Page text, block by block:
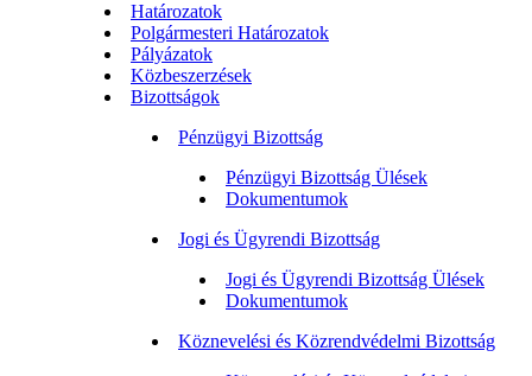
Határozatok
Polgármesteri Határozatok
Pályázatok
Közbeszerzések
Bizottságok
Pénzügyi Bizottság
Pénzügyi Bizottság Ülések
Dokumentumok
Jogi és Ügyrendi Bizottság
Jogi és Ügyrendi Bizottság Ülések
Dokumentumok
Köznevelési és Közrendvédelmi Bizottság